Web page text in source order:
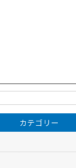
カテゴリー